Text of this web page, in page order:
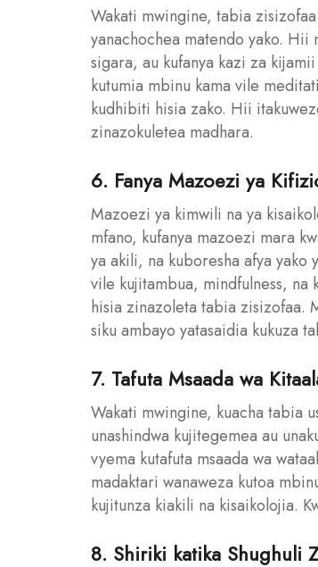
Wakati mwingine, tabia
yanachochea matendo yako. Hii
sigara, au kufanya kazi za
kutumia mbinu kama vile
kudhibiti hisia zako. Hii
zinazokuletea madhara.
6. Fanya Mazoezi ya
Mazoezi ya kimwili na ya
mfano, kufanya mazoezi mara
ya akili, na kuboresha afya yako
vile kujitambua, mindfulness, na
hisia zinazoleta tabia zisizofaa.
siku ambayo yatasaidia kukuza
7. Tafuta Msaada wa
Wakati mwingine, kuacha tabia
unashindwa kujitegemea au
vyema kutafuta msaada wa
madaktari wanaweza kutoa
kujitunza kiakili na kisaikolojia.
8. Shiriki katika Shughuli